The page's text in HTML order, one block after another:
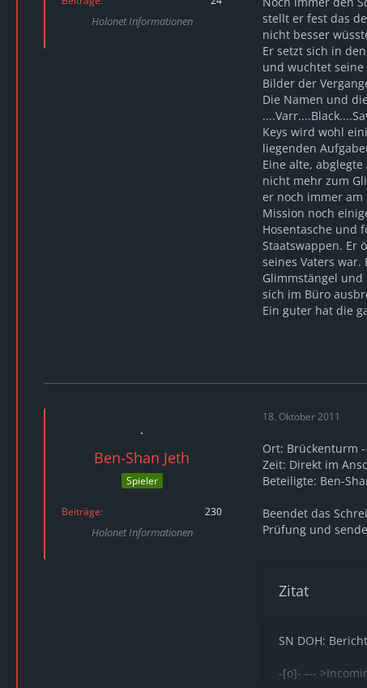
Holonet Informationen
stellt er fest das
nicht besser
Er setzt sich in
und wuchtet seine
Bilder der
Die Namen und
Keys wird wohl
liegenden
Eine alte,
nicht mehr zum
er noch immer am
Mission noch
Hosentasche und
Staatswappen. Er
seines Vaters
Glimmstängel
sich im Büro
Ein guter hat die
Ben-Shan Jeth
Spieler
Beiträge 230
Holonet Informationen
18. Oktober 2011
Ort: Brückenturm
Zeit: Direkt im
Beteiligte: Ben-
Beendet das
Prüfung und
Zitat
SN DOH:
-[o]- ---